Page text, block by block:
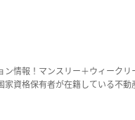
情報！マンスリー＋ウィーク
資格保有者が在籍している不